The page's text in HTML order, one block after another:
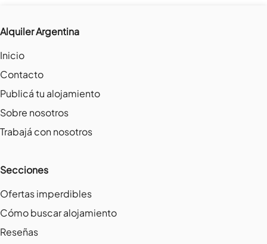
Alquiler Argentina
Inicio
Contacto
Publicá tu alojamiento
Sobre nosotros
Trabajá con nosotros
Secciones
Ofertas imperdibles
Cómo buscar alojamiento
Reseñas